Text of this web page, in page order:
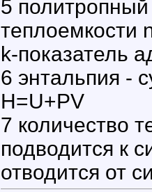
5
теплоемкости
k-показатель
6 энтальпия -
H=U+PV
7 количество
подводится к
отводится от